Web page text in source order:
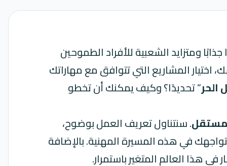
جذابًا ومتزايد الشعبية للأفراد الطموحين
اختيار المشاريع التي تتوافق مع مهاراتك
الحر” تحديدًا؟ وكيف يمكنك أن تخطو
. سنتناول تعريف العمل بوضوح،
في هذه المسيرة المهنية. بالإضافة
هذا العالم المتغير باستمرار.